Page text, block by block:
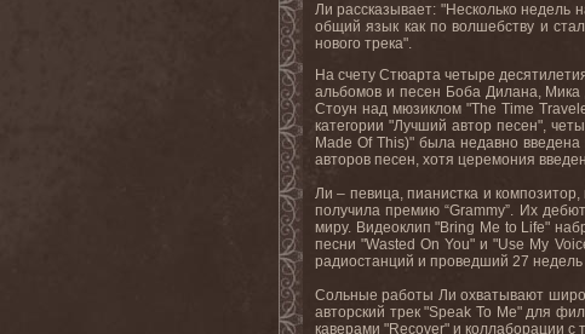
Ли рассказывает: "Несколько недель
общий язык как по волшебству и
нового трека".
На счету Стюарта четыре
альбомов и песен Боба Дилана,
Стоун над мюзиклом "The Time
категории "Лучший автор песен",
Made Of This)" была недавно введена
авторов песен, хотя церемония
Ли – певица, пианистка и композитор,
получила премию “Grammy”. Их
миру. Видеоклип "Bring Me to Life"
песни "Wasted On You" и "Use My
радиостанций и проведший 27 недель
Сольные работы Ли охватывают
авторский трек "Speak To Me" для
каверами "Recover" и коллаборации с